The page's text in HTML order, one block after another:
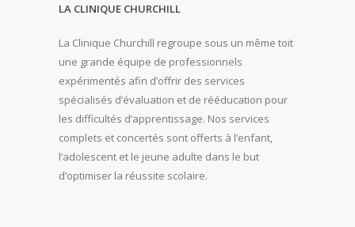
LA CLINIQUE CHURCHILL
La Clinique Churchill regroupe sous un même toit
une grande équipe de professionnels
expérimentés afin d’offrir des services
spécialisés d’évaluation et de rééducation pour
les difficultés d’apprentissage. Nos services
complets et concertés sont offerts à l’enfant,
l’adolescent et le jeune adulte dans le but
d’optimiser la réussite scolaire.